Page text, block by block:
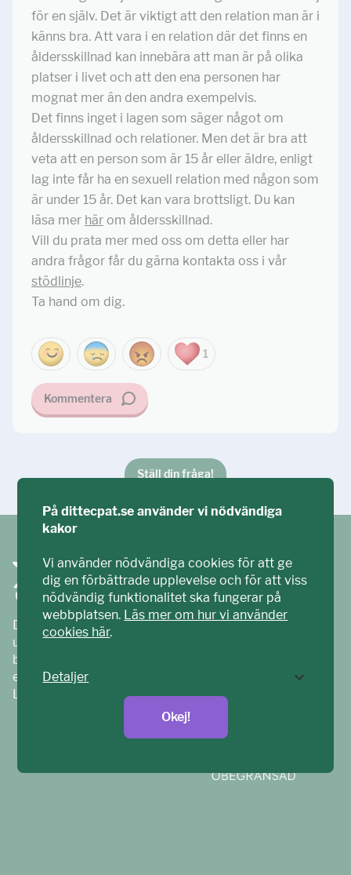
för en själv. Det är viktigt att den relation man är i
känns bra. Att vara i en relation där det finns en
åldersskillnad kan innebära att man är på olika
platser i livet och att den ena personen har
mognat mer än den andra exempelvis.
Det finns inget i lagen som säger något om
åldersskillnad och relationer. Men det är bra att
veta att en person som är 15 år eller äldre, enligt
lag inte får ha en sexuell relation med någon som
är under 15 år. Det kan vara brottsligt. Du kan
läsa mer här om åldersskillnad.
Vill du prata mer med oss om detta eller har
andra frågor får du gärna kontakta oss i vår
stödlinje.
Ta hand om dig.
1
Kommentera
Ställ din fråga!
Ditt ECPAT har tagits fram tillsammans med barn och
unga. Vi är en del av ECPAT Sverige – en
barnrättsorganisation som arbetar mot sexuell
exploatering av barn.
Läs mer på
ecpat.se
På dittecpat.se använder vi nödvändiga
kakor
Vi använder nödvändiga cookies för att ge
dig en förbättrade upplevelse och för att viss
nödvändig funktionalitet ska fungerar på
webbplatsen. Läs mer om hur vi använder
cookies här.
Detaljer
Okej!